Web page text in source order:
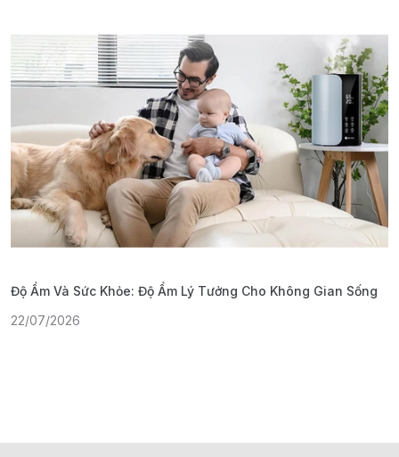
Độ Ẩm Và Sức Khỏe: Độ Ẩm Lý Tưởng Cho Không Gian Sống
22/07/2026